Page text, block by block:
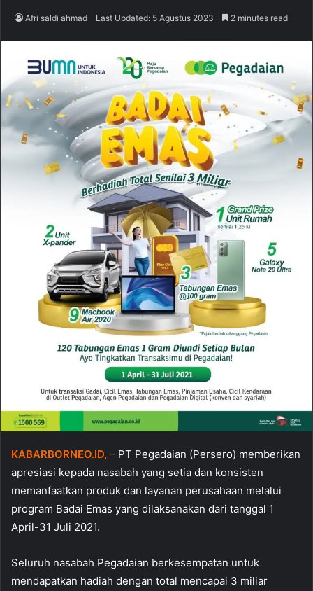
Afri saldi ahmad Last Updated: 5 Agustus 2023 2 minutes read
KABARBORNEO.ID, – PT Pegadaian (Persero) memberikan
apresiasi kepada nasabah yang setia dan konsisten
memanfaatkan produk dan layanan perusahaan melalui
program Badai Emas yang dilaksanakan dari tanggal 1
April-31 Juli 2021.
Seluruh nasabah Pegadaian berkesempatan untuk
mendapatkan hadiah dengan total mencapai 3 miliar